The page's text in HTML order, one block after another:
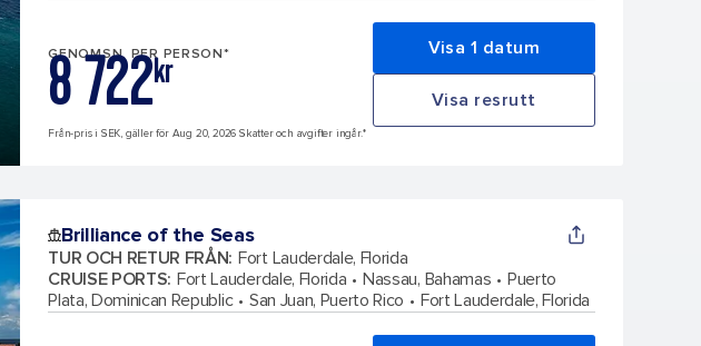
GENOMSN. PER PERSON*
kr
8 722 Visa 1 datum
Visa resrutt
Från-pris i SEK, gäller för Aug 20, 2026 Skatter och avgifter ingår.*
Brilliance of the Seas
TUR OCH RETUR FRÅN: Fort Lauderdale, Florida
CRUISE PORTS: Fort Lauderdale, Florida Nassau, Bahamas
Puerto
Plata, Dominican Republic
San Juan, Puerto Rico Fort Lauderdale, Florida